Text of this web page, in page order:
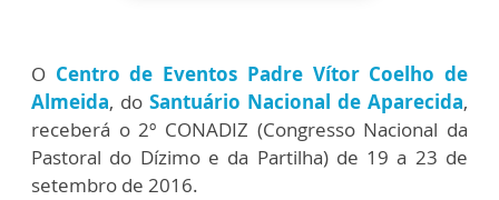
O Centro de Eventos Padre Vítor Coelho de
Almeida, do Santuário Nacional de Aparecida,
receberá o 2º CONADIZ (Congresso Nacional da
Pastoral do Dízimo e da Partilha) de 19 a 23 de
setembro de 2016.